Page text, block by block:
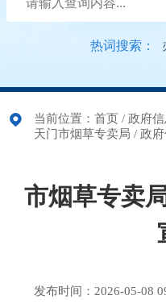
热词搜索：
当前位置： 首页 / 政府
天门市烟草专卖局 / 政
市烟草专卖
发布时间：2026-05-08